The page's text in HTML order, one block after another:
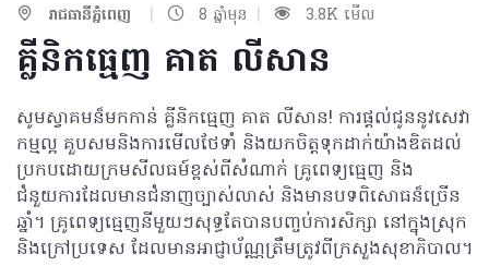
រាជធានីភ្នំពេញ | 8 ឆ្នាំមុន | 3.8K មើល
គ្លីនិកធ្មេញ គាត លីសាន​
សូមស្វាគមន៏មកកាន់ គ្លីនិកធ្មេញ គាត លីសាន! ការផ្តល់ជូននូវសេវា
កម្មល្អ គួបសមនិងការមើលថែទាំ និងយកចិត្តទុកដាក់យ៉ាងឌិតដល់
ប្រកបដោយក្រមសីលធម៍ខ្ពស់ពីសំណាក់ គ្រូពេទ្យធ្មេញ និង
ជំនួយការដែលមានជំនាញច្បាស់លាស់ និងមានបទពិសោធន៏ច្រើន
ឆ្នាំ។ គ្រូពេទ្យធ្មេញនីមួយៗសុទ្ធតែបានបញ្ចប់ការសិក្សា នៅក្នុងស្រុក
និងក្រៅប្រទេស ដែលមានអាជ្ញាប័ណ្ណត្រឹមត្រូវពីក្រសួងសុខាភិបាល។